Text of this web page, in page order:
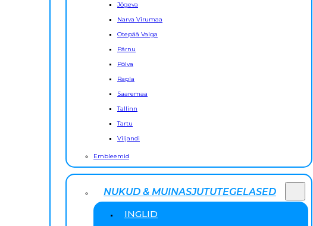
Jõgeva
Narva Virumaa
Otepää Valga
Pärnu
Põlva
Rapla
Saaremaa
Tallinn
Tartu
Viljandi
Embleemid
NUKUD & MUINASJUTUTEGELASED
INGLID